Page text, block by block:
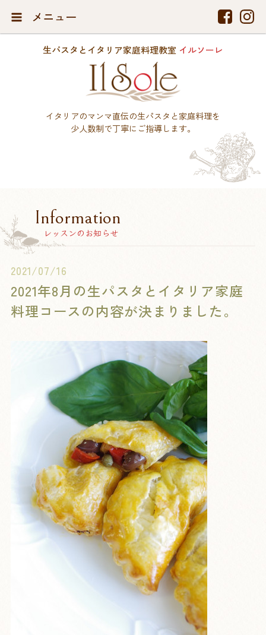
メニュー
生パスタとイタリア家庭料理教室 イルソーレ
イタリアのマンマ直伝の生パスタと家庭料理を
少人数制で丁寧にご指導します。
Information
レッスンのお知らせ
2021/07/16
2021年8月の生パスタとイタリア家庭
料理コースの内容が決まりました。